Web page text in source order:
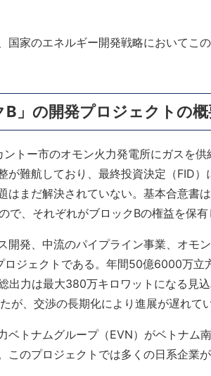
国家のエネルギー開発戦略においてこ
」の開発プロジェクトの
トー市のオモン火力発電所にガスを
が難航しており、最終投資決定（FID）
はまだ解決されていない。基本合意書
で、それぞれがブロックBの権益を保有
開発、中流のパイプライン事業、オモ
ジェクトである。年間50億6000万立
出力は最大380万キロワットになる見
が、交渉の長期化により進展が遅れてい
ベトナムグループ（EVN）がベトナム
のプロジェクトでは多くの日系企業が